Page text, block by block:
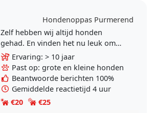
Hondenoppas Purmerend
Zelf hebben wij altijd honden
gehad. En vinden het nu leuk om
op te passen. 🐕
Ervaring: > 10 jaar
Past op: grote en kleine honden
Beantwoorde berichten 100%
Gemiddelde reactietijd 4 uur
€20
€25